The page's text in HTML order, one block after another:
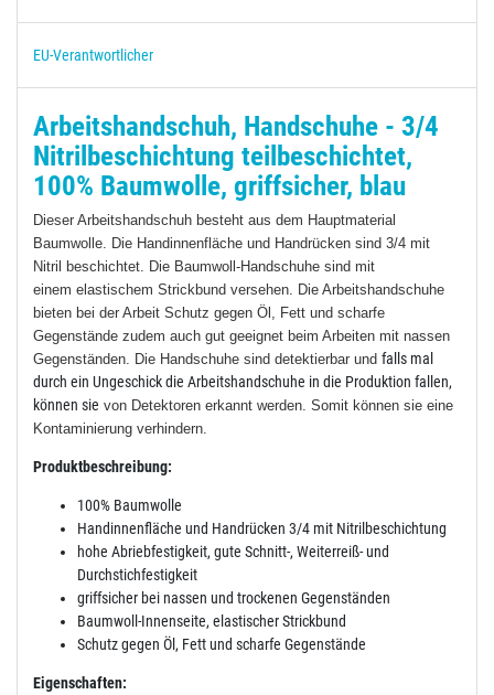
EU-Verantwortlicher
Arbeitshandschuh, Handschuhe - 3/4
Nitrilbeschichtung teilbeschichtet,
100% Baumwolle, griffsicher, blau
Dieser Arbeitshandschuh besteht aus dem Hauptmaterial
Baumwolle. Die Handinnenfläche und Handrücken sind 3/4 mit
Nitril beschichtet. Die Baumwoll-Handschuhe sind mit
einem elastischem Strickbund versehen. Die Arbeitshandschuhe
bieten bei der Arbeit Schutz gegen Öl, Fett und scharfe
Gegenstände zudem auch gut geeignet beim Arbeiten mit nassen
Gegenständen. Die Handschuhe sind detektierbar und falls mal
durch ein Ungeschick die Arbeitshandschuhe in die Produktion fallen,
können sie von Detektoren erkannt werden. Somit können sie eine
Kontaminierung verhindern.
Produktbeschreibung:
100% Baumwolle
Handinnenfläche und Handrücken 3/4 mit Nitrilbeschichtung
hohe Abriebfestigkeit, gute Schnitt-, Weiterreiß- und
Durchstichfestigkeit
griffsicher bei nassen und trockenen Gegenständen
Baumwoll-Innenseite, elastischer Strickbund
Schutz gegen Öl, Fett und scharfe Gegenstände
Eigenschaften: